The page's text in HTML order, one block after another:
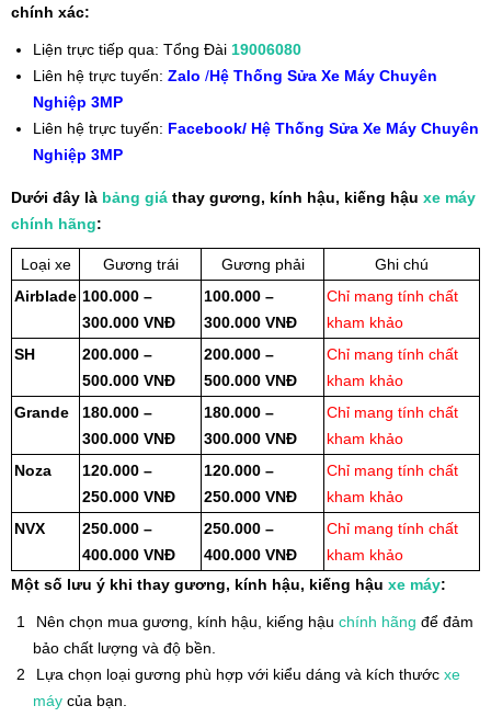
chính xác:
Liện trực tiếp qua: Tổng Đài 19006080
Liên hệ trực tuyến: Zalo /Hệ Thống Sửa Xe Máy Chuyên
Nghiệp 3MP
Liên hệ trực tuyến: Facebook/ Hệ Thống Sửa Xe Máy Chuyên
Nghiệp 3MP
Dưới đây là bảng giá thay gương, kính hậu, kiếng hậu xe máy
chính hãng:
Loại xe Gương trái Gương phải
Ghi chú
Airblade 100.000 –
300.000 VNĐ
100.000 –
300.000 VNĐ
Chỉ mang tính chất
kham khảo
SH
200.000 –
500.000 VNĐ
200.000 –
500.000 VNĐ
Chỉ mang tính chất
kham khảo
Grande
180.000 –
300.000 VNĐ
180.000 –
300.000 VNĐ
Chỉ mang tính chất
kham khảo
Noza
120.000 –
250.000 VNĐ
120.000 –
250.000 VNĐ
Chỉ mang tính chất
kham khảo
NVX
250.000 –
400.000 VNĐ
250.000 –
400.000 VNĐ
Chỉ mang tính chất
kham khảo
Một số lưu ý khi thay gương, kính hậu, kiếng hậu xe máy:
Nên chọn mua gương, kính hậu, kiếng hậu chính hãng để đảm
bảo chất lượng và độ bền.
Lựa chọn loại gương phù hợp với kiểu dáng và kích thước xe
máy của bạn.